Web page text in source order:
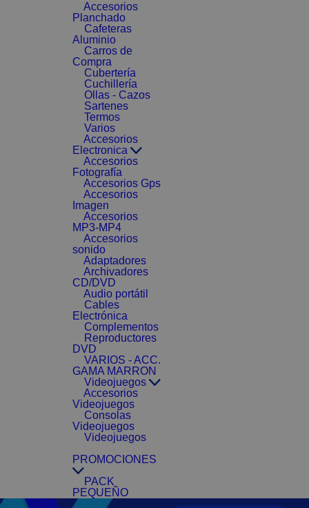
Accesorios
Planchado
Cafeteras
Aluminio
Carros de
Compra
Cubertería
Cuchillería
Ollas - Cazos
Sartenes
Termos
Varios
Accesorios
Electronica
Accesorios
Fotografía
Accesorios Gps
Accesorios
Imagen
Accesorios
MP3-MP4
Accesorios
sonido
Adaptadores
Archivadores
CD/DVD
Audio portátil
Cables
Electrónica
Complementos
Reproductores
DVD
VARIOS - ACC.
GAMA MARRON
Videojuegos
Accesorios
Videojuegos
Consolas
Videojuegos
Videojuegos
PROMOCIONES
PACK
PEQUEÑO